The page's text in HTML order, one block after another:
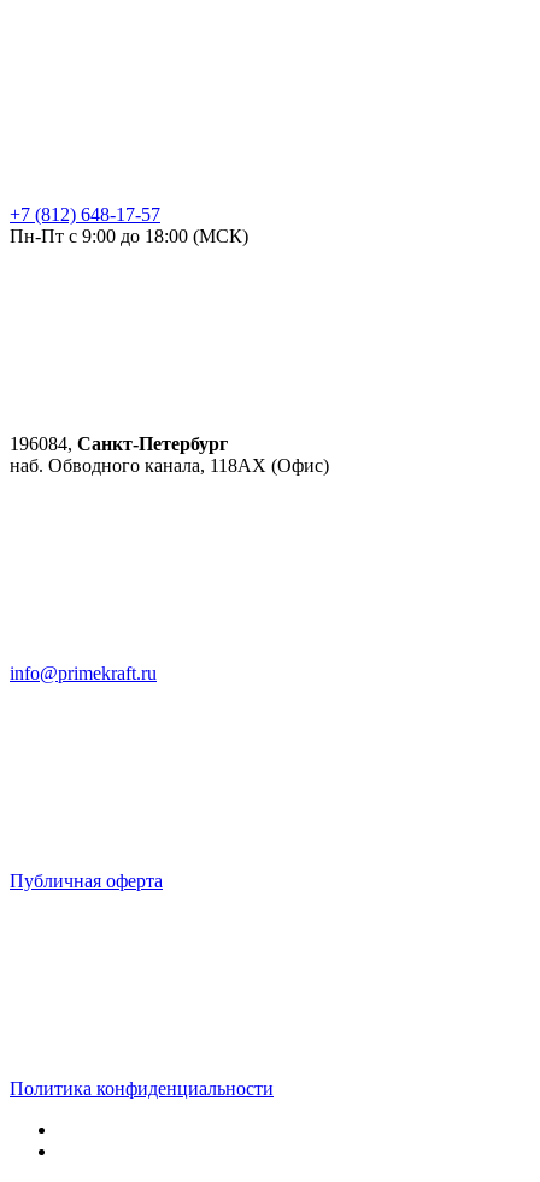
+7 (812) 648-17-57
Пн-Пт с 9:00 до 18:00 (МСК)
196084, Санкт-Петербург
наб. Обводного канала, 118АХ (Офис)
info@primekraft.ru
Публичная оферта
Политика конфиденциальности